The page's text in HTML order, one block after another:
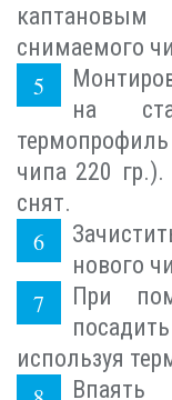
каптановым
снимаемого
на
чипа 220
снят.
нового
При
используя